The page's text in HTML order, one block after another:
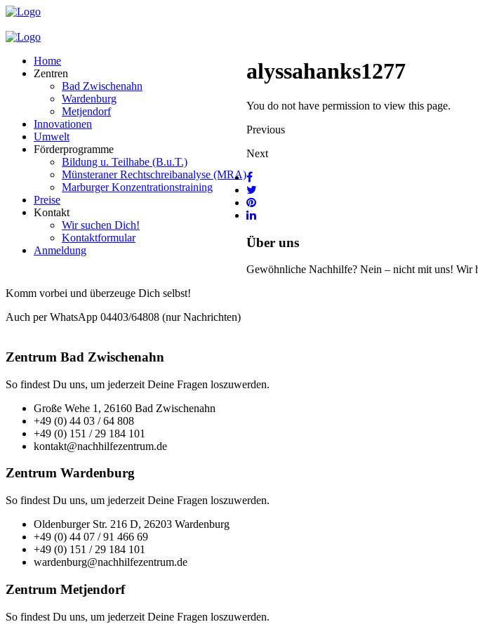
Home
Zentren
Bad Zwischenahn
Wardenburg
Metjendorf
Innovationen
Umwelt
Förderprogramme
Bildung u. Teilhabe (B.u.T.)
Münsteraner Rechtschreibanalyse (MRA)
Marburger Konzentrationstraining
Preise
Kontakt
Wir suchen Dich!
Kontaktformular
Anmeldung
alyssahanks1277
You do not have permission to view this page.
Previous
Next
Über uns
Gewöhnliche Nachhilfe? Nein – nicht mit uns! Wir
Komm vorbei und überzeuge Dich selbst!
Auch per WhatsApp 04403/64808 (nur Nachrichten)
Zentrum Bad Zwischenahn
So findest Du uns, um jederzeit Deine Fragen loszuwerden.
Große Wehe 1, 26160 Bad Zwischenahn
+49 (0) 44 03 / 64 808
+49 (0) 151 / 29 184 101
kontakt@nachhilfezentrum.de
Zentrum Wardenburg
So findest Du uns, um jederzeit Deine Fragen loszuwerden.
Oldenburger Str. 216 D, 26203 Wardenburg
+49 (0) 44 07 / 91 466 69
+49 (0) 151 / 29 184 101
wardenburg@nachhilfezentrum.de
Zentrum Metjendorf
So findest Du uns, um jederzeit Deine Fragen loszuwerden.